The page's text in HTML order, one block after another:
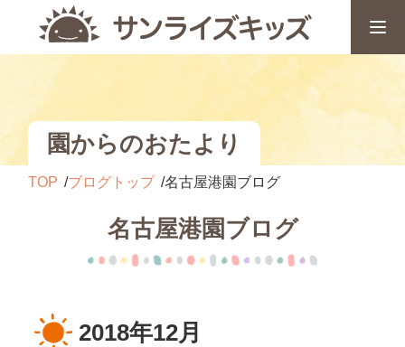
園からのおたより
TOP ブログトップ 名古屋港園ブログ
名古屋港園ブログ
2018年12月